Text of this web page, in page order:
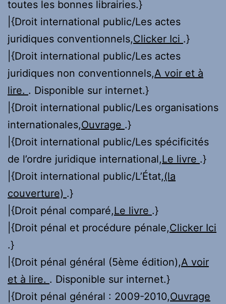
toutes les bonnes librairies.}
|{Droit international public/Les actes
juridiques conventionnels,Clicker Ici .}
|{Droit international public/Les actes
juridiques non conventionnels,A voir et à
lire. . Disponible sur internet.}
|{Droit international public/Les organisations
internationales,Ouvrage .}
|{Droit international public/Les spécificités
de l’ordre juridique international,Le livre .}
|{Droit international public/L’État,(la
couverture) .}
|{Droit pénal comparé,Le livre .}
|{Droit pénal et procédure pénale,Clicker Ici
.}
|{Droit pénal général (5ème édition),A voir
et à lire. . Disponible sur internet.}
|{Droit pénal général : 2009-2010,Ouvrage